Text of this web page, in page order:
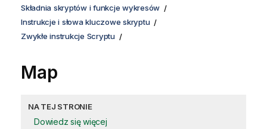
Składnia skryptów i funkcje wykresów
Instrukcje i słowa kluczowe skryptu
Zwykłe instrukcje Scryptu
Map
NA TEJ STRONIE
Dowiedz się więcej